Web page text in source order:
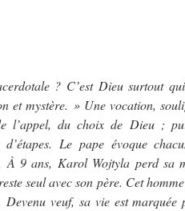
? C’est Dieu surtout
et mystère. » Une vocation,
l’appel, du choix de Dieu ;
Le pape évoque
À 9 ans, Karol Wojtyla perd sa
seul avec son père. Cet
veuf, sa vie est